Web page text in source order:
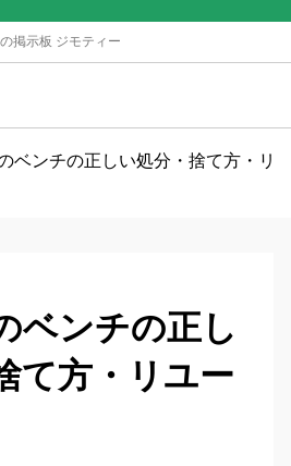
掲示板 ジモティー
ベンチの正しい処分・捨て方・リ
ベンチの正し
て方・リユー